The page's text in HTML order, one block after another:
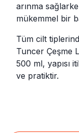
arınma
mükemmel bir
Tüm cilt
Tuncer Çeşme
500 ml, yapısı
ve pratiktir.